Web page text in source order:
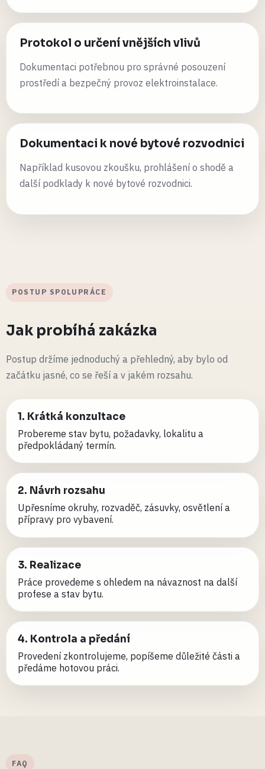
Protokol o určení vnějších vlivů
Dokumentaci potřebnou pro správné posouzení
prostředí a bezpečný provoz elektroinstalace.
Dokumentaci k nové bytové rozvodnici
Například kusovou zkoušku, prohlášení o shodě a
další podklady k nové bytové rozvodnici.
POSTUP SPOLUPRÁCE
Jak probíhá zakázka
Postup držíme jednoduchý a přehledný, aby bylo od
začátku jasné, co se řeší a v jakém rozsahu.
1. Krátká konzultace
Probereme stav bytu, požadavky, lokalitu a
předpokládaný termín.
2. Návrh rozsahu
Upřesníme okruhy, rozvaděč, zásuvky, osvětlení a
přípravy pro vybavení.
3. Realizace
Práce provedeme s ohledem na návaznost na další
profese a stav bytu.
4. Kontrola a předání
Provedení zkontrolujeme, popíšeme důležité části a
předáme hotovou práci.
FAQ